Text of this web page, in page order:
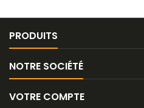
PRODUITS
NOTRE SOCIÉTÉ
VOTRE COMPTE